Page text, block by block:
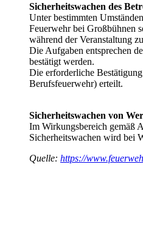
Sicherheitswachen des
Unter bestimmten
Feuerwehr bei Großbühnen
während der Veranstaltung
Die Aufgaben entsprechen
bestätigt werden.
Die erforderliche
Berufsfeuerwehr) erteilt.
Sicherheitswachen von
Im Wirkungsbereich gemäß
Sicherheitswachen wird bei
Quelle: https://